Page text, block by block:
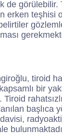
de görülebilir.
erken
tiroid
bir
başlıca